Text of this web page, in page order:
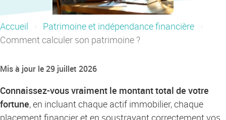
Accueil
Patrimoine et indépendance financière
Comment calculer son patrimoine ?
Mis à jour le 29 juillet 2026
Connaissez-vous vraiment le montant total de votre
fortune, en incluant chaque actif immobilier, chaque
placement financier et en soustrayant correctement vos